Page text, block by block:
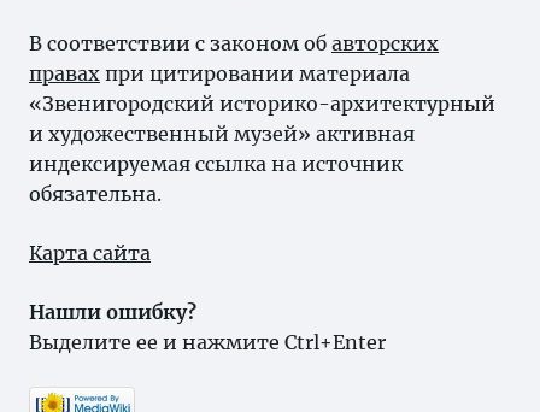
В соответствии с законом об авторских
правах при цитировании материала
«Звенигородский историко-архитектурный
и художественный музей» активная
индексируемая ссылка на источник
обязательна.
Карта сайта
Нашли ошибку?
Выделите ее и нажмите Ctrl+Enter